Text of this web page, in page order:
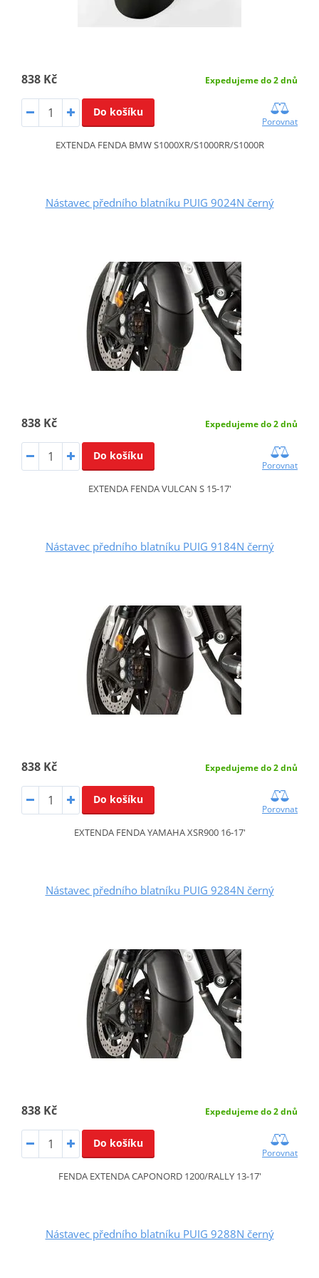
838 Kč Expedujeme do 2 dnů
Do košíku
Porovnat
EXTENDA FENDA BMW S1000XR/S1000RR/S1000R
Nástavec předního blatníku PUIG 9024N černý
838 Kč Expedujeme do 2 dnů
Do košíku
Porovnat
EXTENDA FENDA VULCAN S 15-17'
Nástavec předního blatníku PUIG 9184N černý
838 Kč Expedujeme do 2 dnů
Do košíku
Porovnat
EXTENDA FENDA YAMAHA XSR900 16-17'
Nástavec předního blatníku PUIG 9284N černý
838 Kč Expedujeme do 2 dnů
Do košíku
Porovnat
FENDA EXTENDA CAPONORD 1200/RALLY 13-17'
Nástavec předního blatníku PUIG 9288N černý